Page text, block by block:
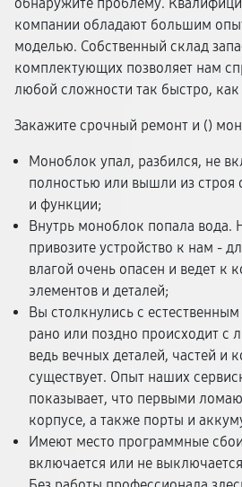
компании обладают большим
моделью. Собственный склад
комплектующих позволяет нам
любой сложности так быстро,
Закажите срочный ремонт и ()
Моноблок упал, разбился, не
полностью или вышли из строя
и функции;
Внутрь моноблок попала вода.
привозите устройство к нам -
влагой очень опасен и ведет к
элементов и деталей;
Вы столкнулись с
рано или поздно происходит с
ведь вечных деталей, частей и
существует. Опыт наших
показывает, что первыми
корпусе, а также порты и
Имеют место программные
включается или не